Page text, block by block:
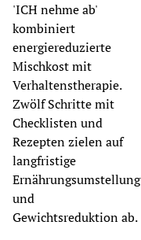
'ICH nehme ab'
kombiniert
energiereduzierte
Mischkost mit
Verhaltenstherapie.
Zwölf Schritte mit
Checklisten und
Rezepten zielen auf
langfristige
Ernährungsumstellung
und
Gewichtsreduktion ab.